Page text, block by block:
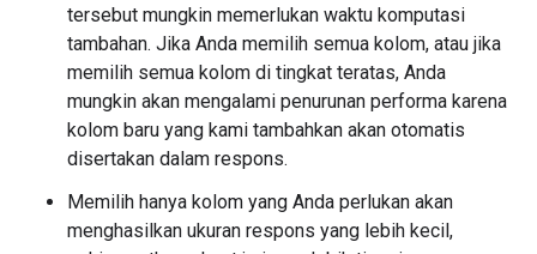
tersebut mungkin memerlukan waktu komputasi
tambahan. Jika Anda memilih semua kolom, atau jika
memilih semua kolom di tingkat teratas, Anda
mungkin akan mengalami penurunan performa karena
kolom baru yang kami tambahkan akan otomatis
disertakan dalam respons.
Memilih hanya kolom yang Anda perlukan akan
menghasilkan ukuran respons yang lebih kecil,